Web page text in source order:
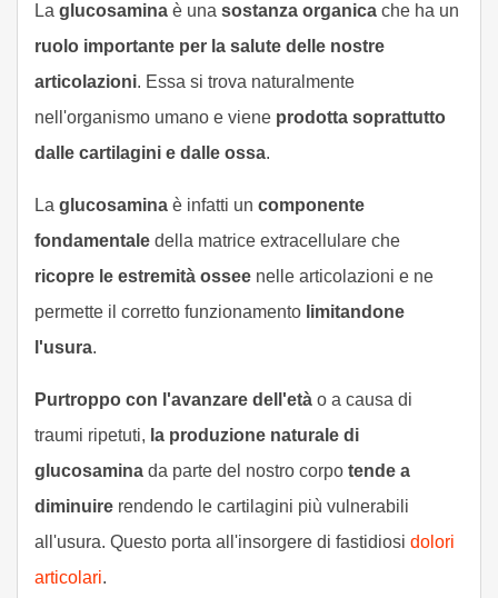
La glucosamina è una sostanza organica che ha un
ruolo importante per la salute delle nostre
articolazioni. Essa si trova naturalmente
nell'organismo umano e viene prodotta soprattutto
dalle cartilagini e dalle ossa.
La glucosamina è infatti un componente
fondamentale della matrice extracellulare che
ricopre le estremità ossee nelle articolazioni e ne
permette il corretto funzionamento limitandone
l'usura.
Purtroppo con l'avanzare dell'età o a causa di
traumi ripetuti, la produzione naturale di
glucosamina da parte del nostro corpo tende a
diminuire rendendo le cartilagini più vulnerabili
all'usura. Questo porta all'insorgere di fastidiosi dolori
articolari.